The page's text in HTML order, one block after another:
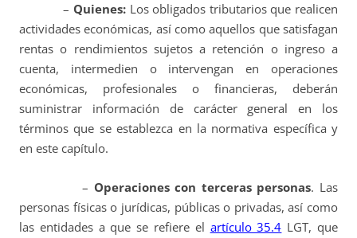
– Quienes:Los obligados tributarios que realicen
actividades económicas, así como aquellos que satisfagan
rentas o rendimientos sujetos a retención o ingreso a
cuenta, intermedien o intervengan en operaciones
económicas, profesionales o financieras, deberán
suministrar información de carácter general en los
términos que se establezca en la normativa específica y
en este capítulo.
– Operaciones con terceras personas. Las
personas físicas o jurídicas, públicas o privadas, así como
las entidades a que se refiere el artículo 35.4 LGT, que